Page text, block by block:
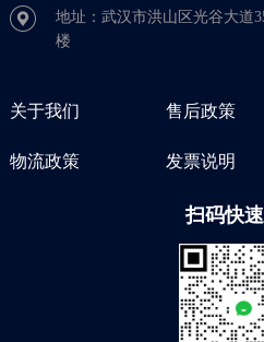
地址：武汉市洪山区光谷大道
楼
关于我们 售后政策
物流政策 发票说明
扫码快